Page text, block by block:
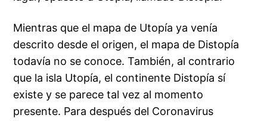
Mientras que el mapa de Utopía ya venía
descrito desde el origen, el mapa de Distopía
todavía no se conoce. También, al contrario
que la isla Utopía, el continente Distopía sí
existe y se parece tal vez al momento
presente. Para después del Coronavirus